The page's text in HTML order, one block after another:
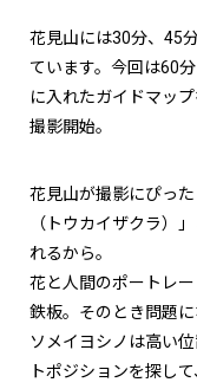
花見山には30分、 45
ています。今回は60
に入れたガイドマッ
撮影開始。
花見山が撮影にぴっ
（トウカイザクラ）
れるから。
花と人間のポートレ
鉄板。そのとき問題
ソメイヨシノは高い
トポジションを探し